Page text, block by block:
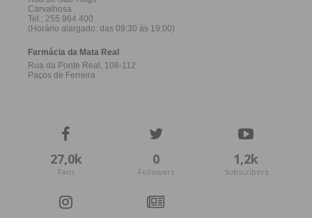
27,0k
Fans
0
Followers
1,2k
Subscribers